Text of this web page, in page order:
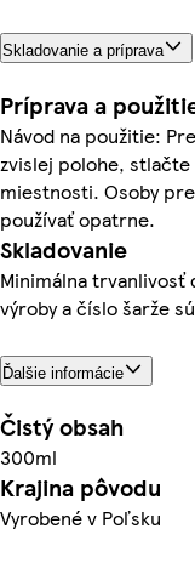
Skladovanie a príprava
Príprava a
Návod na použitie:
zvislej polohe,
miestnosti. Osoby
používať opatrne.
Skladovanie
Minimálna trvanlivosť
výroby a číslo šarže
Ďalšie informácie
Čistý obsah
300ml
Krajina pôvodu
Vyrobené v Poľsku